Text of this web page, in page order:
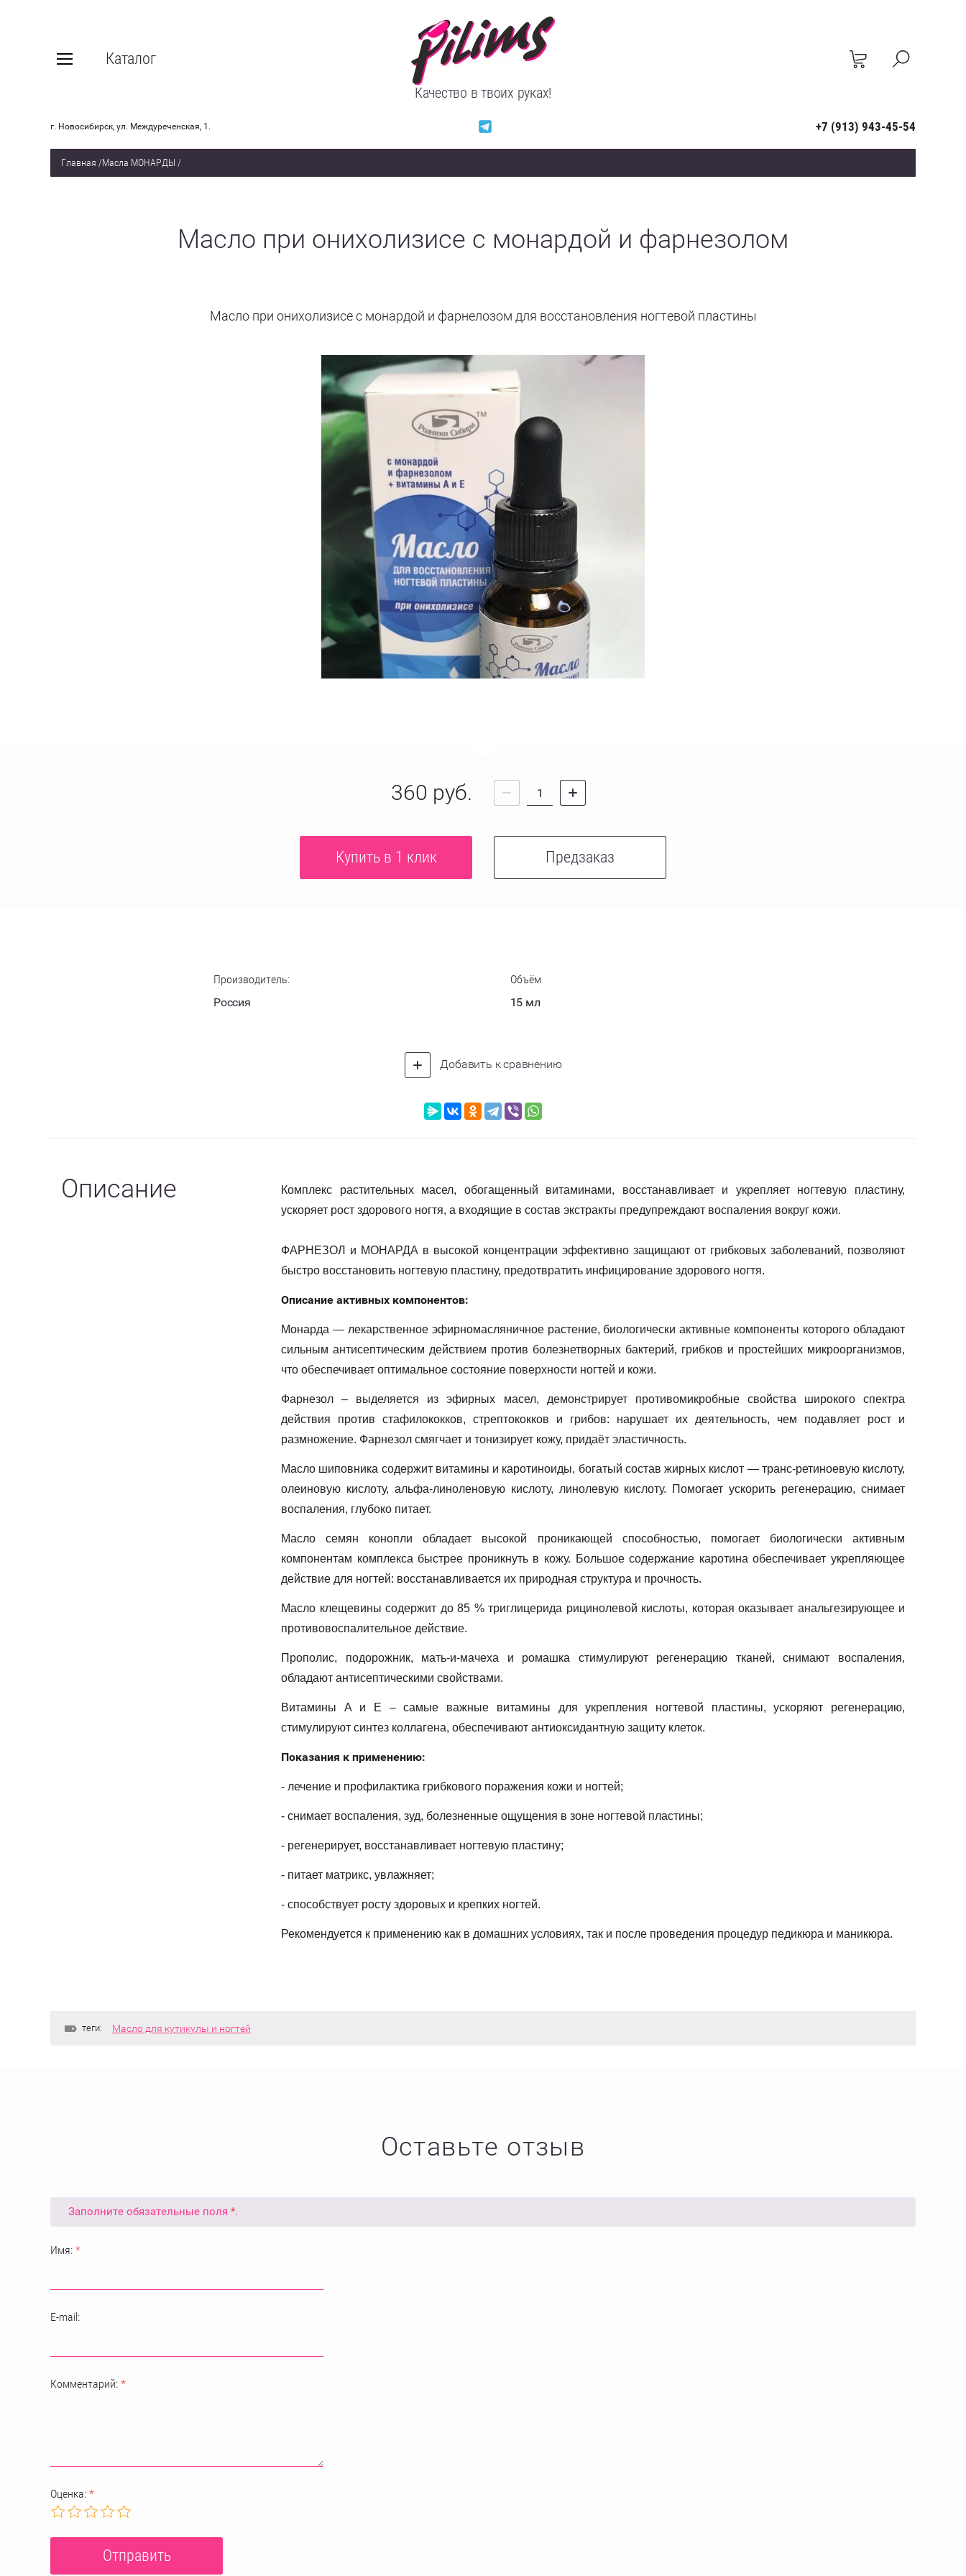
Каталог
Качество в твоих руках!
г. Новосибирск, ул. Междуреченская, 1. +7 (913) 943-45-54
Главная /Масла МОНАРДЫ /
Масло при онихолизисе с монардой и фарнезолом
Масло при онихолизисе с монардой и фарнелозом для восстановления ногтевой пластины
360 руб.
Купить в 1 клик Предзаказ
Производитель:
Россия
Объём
15 мл
Добавить к сравнению
Описание
Комплекс растительных масел, обогащенный витаминами, восстанавливает и укрепляет ногтевую пластину,
ускоряет рост здорового ногтя, а входящие в состав экстракты предупреждают воспаления вокруг кожи.
ФАРНЕЗОЛ и МОНАРДА в высокой концентрации эффективно защищают от грибковых заболеваний, позволяют
быстро восстановить ногтевую пластину, предотвратить инфицирование здорового ногтя.
Описание активных компонентов:
Монарда — лекарственное эфирномасляничное растение, биологически активные компоненты которого обладают
сильным антисептическим действием против болезнетворных бактерий, грибков и простейших микроорганизмов,
что обеспечивает оптимальное состояние поверхности ногтей и кожи.
Фарнезол – выделяется из эфирных масел, демонстрирует противомикробные свойства широкого спектра
действия против стафилококков, стрептококков и грибов: нарушает их деятельность, чем подавляет рост и
размножение. Фарнезол смягчает и тонизирует кожу, придаёт эластичность.
Масло шиповника содержит витамины и каротиноиды, богатый состав жирных кислот — транс-ретиноевую кислоту,
олеиновую кислоту, альфа-линоленовую кислоту, линолевую кислоту. Помогает ускорить регенерацию, снимает
воспаления, глубоко питает.
Масло семян конопли обладает высокой проникающей способностью, помогает биологически активным
компонентам комплекса быстрее проникнуть в кожу. Большое содержание каротина обеспечивает укрепляющее
действие для ногтей: восстанавливается их природная структура и прочность.
Масло клещевины содержит до 85 % триглицерида рицинолевой кислоты, которая оказывает анальгезирующее и
противовоспалительное действие.
Прополис, подорожник, мать-и-мачеха и ромашка стимулируют регенерацию тканей, снимают воспаления,
обладают антисептическими свойствами.
Витамины А и Е – самые важные витамины для укрепления ногтевой пластины, ускоряют регенерацию,
стимулируют синтез коллагена, обеспечивают антиоксидантную защиту клеток.
Показания к применению:
- лечение и профилактика грибкового поражения кожи и ногтей;
- снимает воспаления, зуд, болезненные ощущения в зоне ногтевой пластины;
- регенерирует, восстанавливает ногтевую пластину;
- питает матрикс, увлажняет;
- способствует росту здоровых и крепких ногтей.
Рекомендуется к применению как в домашних условиях, так и после проведения процедур педикюра и маникюра.
теги: Масло для кутикулы и ногтей
Оставьте отзыв
Заполните обязательные поля *.
Имя: *
E-mail:
Комментарий: *
Оценка: *